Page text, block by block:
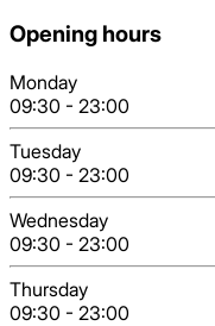
Opening hours
Monday
09:30 - 23:00
Tuesday
09:30 - 23:00
Wednesday
09:30 - 23:00
Thursday
09:30 - 23:00